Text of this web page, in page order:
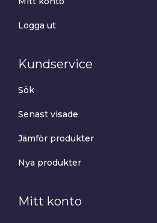
Logga ut
Kundservice
Sök
Senast visade
Jämför produkter
Nya produkter
Mitt konto